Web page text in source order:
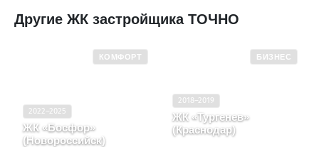
Другие ЖК застройщика ТОЧНО
КОМФОРТ
2022–2025
ЖК «Босфор»
(Новороссийск)
БИЗНЕС
2018–2019
ЖК «Тургенев»
(Краснодар)